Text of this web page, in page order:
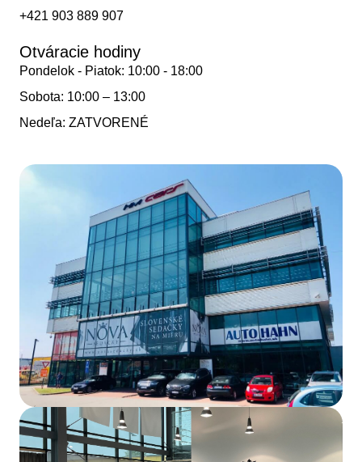
+421 903 889 907
Otváracie hodiny
Pondelok - Piatok: 10:00 - 18:00
Sobota: 10:00 – 13:00
Nedeľa: ZATVORENÉ